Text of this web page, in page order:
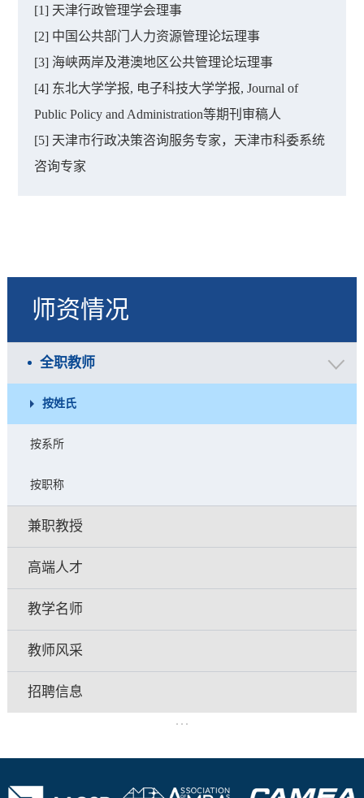
[1] 天津行政管理学会理事
[2] 中国公共部门人力资源管理论坛理事
[3] 海峡两岸及港澳地区公共管理论坛理事
[4] 东北大学学报, 电子科技大学学报, Journal of
Public Policy and Administration等期刊审稿人
[5] 天津市行政决策咨询服务专家，天津市科委系统
咨询专家
师资情况
全职教师
按姓氏
按系所
按职称
兼职教授
高端人才
教学名师
教师风采
招聘信息